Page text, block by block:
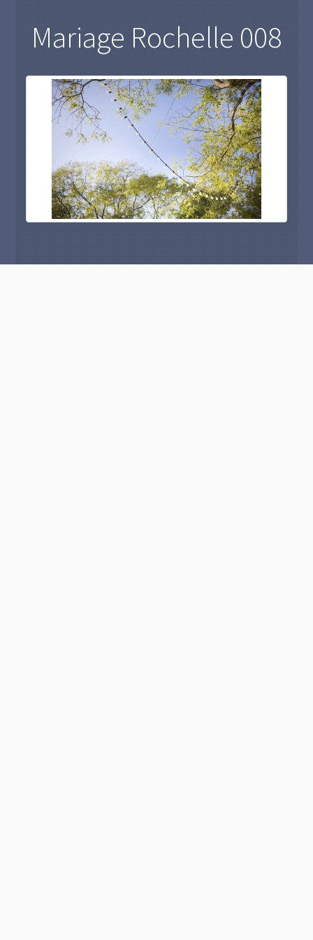
Mariage Rochelle 008